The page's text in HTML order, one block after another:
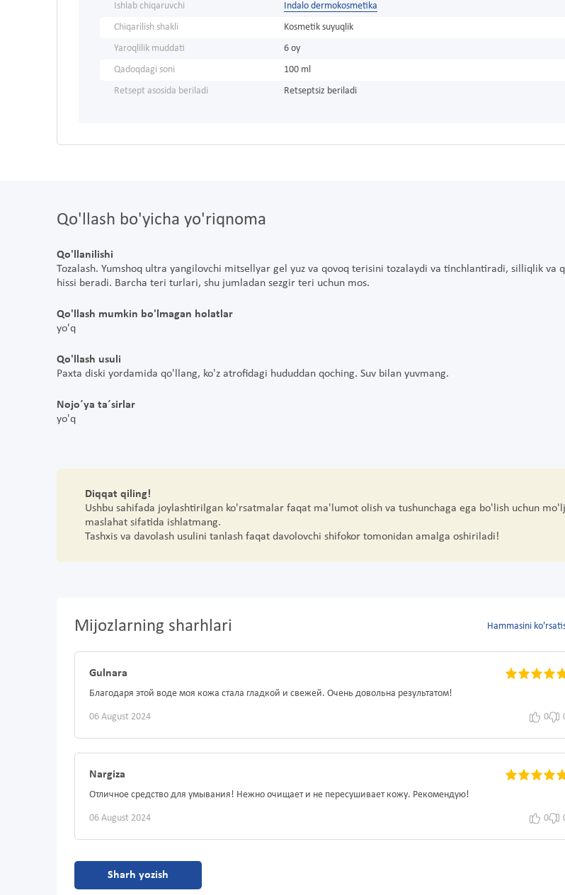
Ishlab chiqaruvchi
Indalo dermokosmetika
Chiqarilish shakli
Kosmetik suyuqlik
Yaroqlilik muddati
6 oy
Qadoqdagi soni
100 ml
Retsept asosida beriladi
Retseptsiz beriladi
Qo'llash bo'yicha yo'riqnoma
Qo'llanilishi
Tozalash. Yumshoq ultra yangilovchi mitsellyar gel yuz va qovoq terisini tozalaydi va tinchlantiradi, silliqlik va
hissi beradi. Barcha teri turlari, shu jumladan sezgir teri uchun mos.
Qo'llash mumkin bo'lmagan holatlar
yo'q
Qo'llash usuli
Paxta diski yordamida qo'llang, ko'z atrofidagi hududdan qoching. Suv bilan yuvmang.
Nojo´ya ta´sirlar
yo'q
Diqqat qiling!
Ushbu sahifada joylashtirilgan ko'rsatmalar faqat ma'lumot olish va tushunchaga ega bo'lish uchun
maslahat sifatida ishlatmang.
Tashxis va davolash usulini tanlash faqat davolovchi shifokor tomonidan amalga oshiriladi!
Mijozlarning sharhlari Hammasini
Gulnara
Благодаря этой воде моя кожа стала гладкой и свежей. Очень довольна результатом!
06 August 2024 0
Nargiza
Отличное средство для умывания! Нежно очищает и не пересушивает кожу. Рекомендую!
06 August 2024 0
Sharh yozish